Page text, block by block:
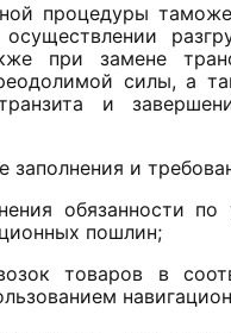
процедуры
при замене
силы, а
и
и
обязанности
пошлин;
товаров в